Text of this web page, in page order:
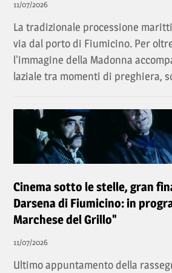
11/07/2026
La tradizionale processione
via dal porto di Fiumicino. Per
l'immagine della Madonna
laziale tra momenti di preghiera,
Cinema sotto le stelle, gran
Darsena di Fiumicino: in
Marchese del Grillo"
11/07/2026
Ultimo appuntamento della